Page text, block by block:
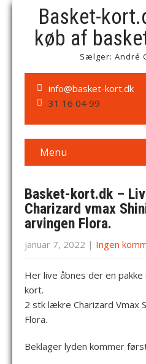
Basket-
køb af
Sælger: André
info@basket-kort.dk
31 16 04 99
Menu
Basket-kort.dk –
Charizard vmax
arvingen Flora.
januar 7, 2022 | Ingen
Her live åbnes der en
kort.
2 stk lækre Charizard Vmax
Flora.
Beklager lyden kommer